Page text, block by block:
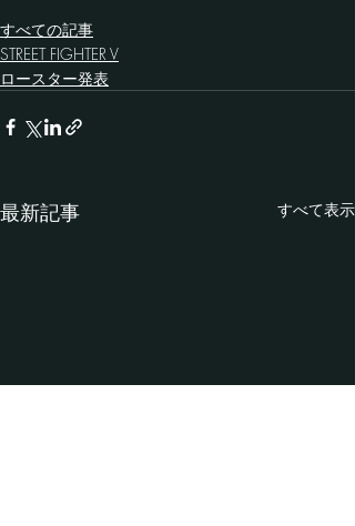
すべての記事
STREET FIGHTER V
ロースター発表
最新記事 すべて表示